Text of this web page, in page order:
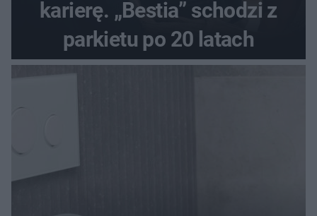
karierę. „Bestia” schodzi z
parkietu po 20 latach